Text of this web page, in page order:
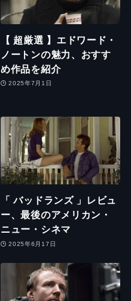
【 超厳選 】エドワード・
ノートンの魅力、おすす
め作品を紹介
2025年7月1日
「 バッドランズ 」レビュ
ー、最後のアメリカン・
ニュー・シネマ
2025年6月17日